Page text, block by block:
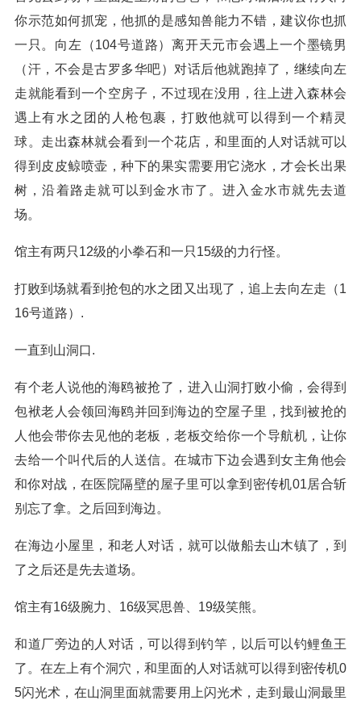
你示范如何抓宠，他抓的是感知兽能力不错，建议你也抓
一只。向左（104号道路）离开天元市会遇上一个墨镜男
（汗，不会是古罗多华吧）对话后他就跑掉了，继续向左
走就能看到一个空房子，不过现在没用，往上进入森林会
遇上有水之团的人枪包裹，打败他就可以得到一个精灵
球。走出森林就会看到一个花店，和里面的人对话就可以
得到皮皮鲸喷壶，种下的果实需要用它浇水，才会长出果
树，沿着路走就可以到金水市了。进入金水市就先去道
场。
馆主有两只12级的小拳石和一只15级的力行怪。
打败到场就看到抢包的水之团又出现了，追上去向左走（1
16号道路）.
一直到山洞口.
有个老人说他的海鸥被抢了，进入山洞打败小偷，会得到
包袱老人会领回海鸥并回到海边的空屋子里，找到被抢的
人他会带你去见他的老板，老板交给你一个导航机，让你
去给一个叫代后的人送信。在城市下边会遇到女主角他会
和你对战，在医院隔壁的屋子里可以拿到密传机01居合斩
别忘了拿。之后回到海边。
在海边小屋里，和老人对话，就可以做船去山木镇了，到
了之后还是先去道场。
馆主有16级腕力、16级冥思兽、19级笑熊。
和道厂旁边的人对话，可以得到钓竿，以后可以钓鲤鱼王
了。在左上有个洞穴，和里面的人对话就可以得到密传机0
5闪光术，在山洞里面就需要用上闪光术，走到最山洞最里